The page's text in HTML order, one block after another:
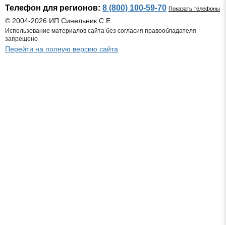
Телефон для регионов: 8 (800) 100-59-70 Показать телефоны
© 2004-2026 ИП Синельник С.Е.
Использование материалов сайта без согласия правообладателя
запрещено
Перейти на полную версию сайта